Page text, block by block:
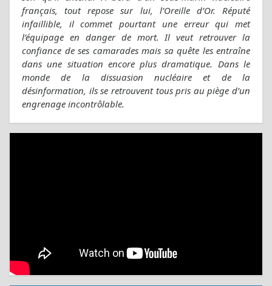
français, tout repose sur lui, l’Oreille d’Or. Réputé
infaillible, il commet pourtant une erreur qui met
l’équipage en danger de mort. Il veut retrouver la
confiance de ses camarades mais sa quête les entraîne
dans une situation encore plus dramatique. Dans le
monde de la dissuasion nucléaire et de la
désinformation, ils se retrouvent tous pris au piège d’un
engrenage incontrôlable.